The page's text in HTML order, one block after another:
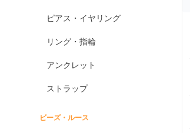
ピアス・イヤリング
リング・指輪
アンクレット
ストラップ
ビーズ・ルース